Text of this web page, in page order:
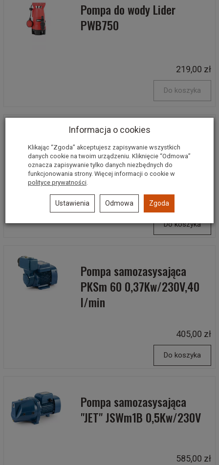
Pompa do wody Lider
PWB750
219,00 zł
Do koszyka
Pompa przemysłowa
PKS60/0,37kW/230/400V
40L/min
Do koszyka
Pompa samozasysająca
PKSm 60 0,37Kw/230V,40
l/min
405,00 zł
Do koszyka
Pompa samozasysająca
"JET" JSWm1B 0,5Kw/230V
585,00 zł
Informacja o cookies
Klikając “Zgoda” akceptujesz zapisywanie wszystkich
danych cookie na twoim urządzeniu. Kliknięcie “Odmowa”
oznacza zapisywanie tylko danych niezbędnych do
funkcjonowania strony. Więcej informacji o cookie w
polityce prywatności.
Ustawienia Odmowa Zgoda